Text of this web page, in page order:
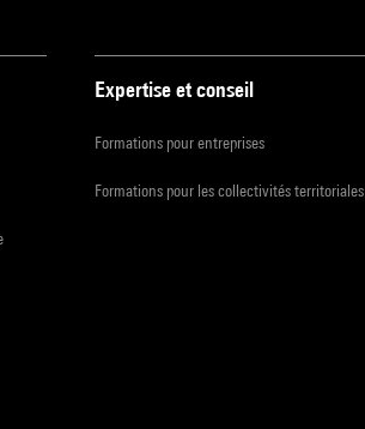
Expertise et conseil
Formations pour entreprises
Formations pour les collectivités territoriales